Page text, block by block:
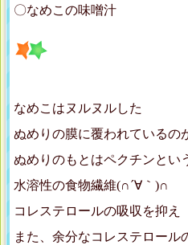
〇なめこの味噌汁
なめこはヌルヌルした
ぬめりの膜に覆われているの
ぬめりのもとはペクチンとい
水溶性の食物繊維(∩´∀｀)∩
コレステロールの吸収を抑え
また、余分なコレステロール